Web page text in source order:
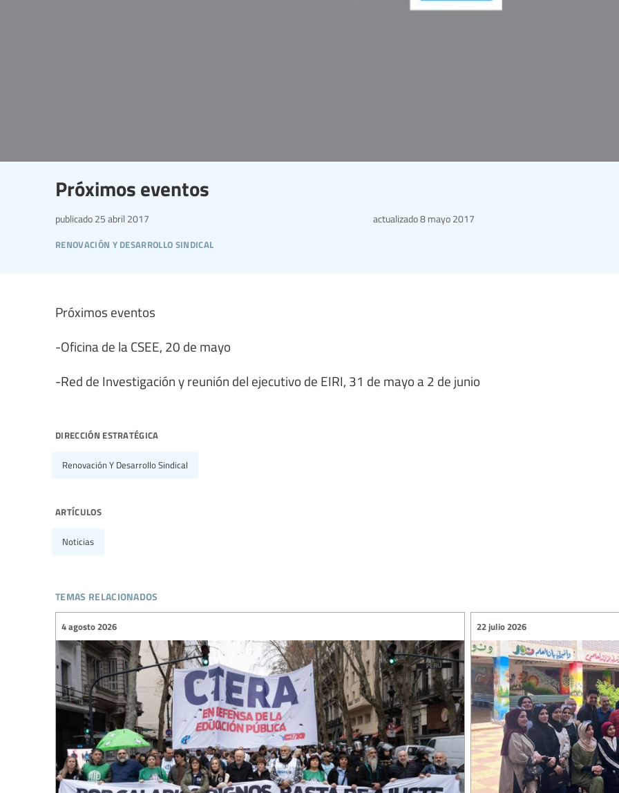
Próximos eventos
renovación y desarrollo sindical
publicado 25 abril 2017 actualizado8 mayo 2017
Próximos eventos
-Oficina de la CSEE, 20 de mayo
-Red de Investigación y reunión del ejecutivo de EIRI, 31 de mayo a 2 de junio
dirección estratégica
Renovación Y Desarrollo Sindical
artículos
Noticias
temas relacionados
4 agosto 2026 22 julio 2026